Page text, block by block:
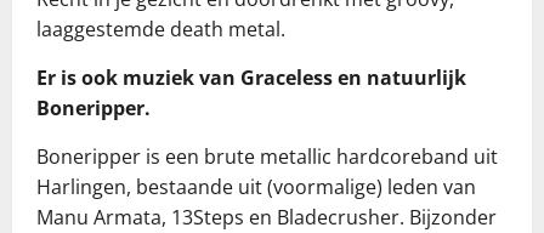
laaggestemde death metal.
Er is ook muziek van Graceless en natuurlijk
Boneripper.
Boneripper is een brute metallic hardcoreband uit
Harlingen, bestaande uit (voormalige) leden van
Manu Armata, 13Steps en Bladecrusher. Bijzonder